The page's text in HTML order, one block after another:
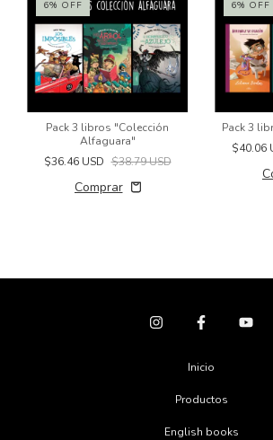
6% OFF
Pack 3 libros "Colección
Alfaguara"
$36.46 USD $38.79 USD
6% OFF
Pack 3
$40.06
Inicio
Productos
English books